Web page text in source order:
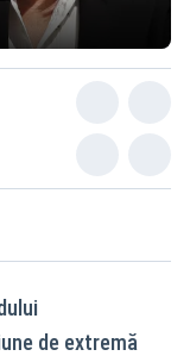
de extremă